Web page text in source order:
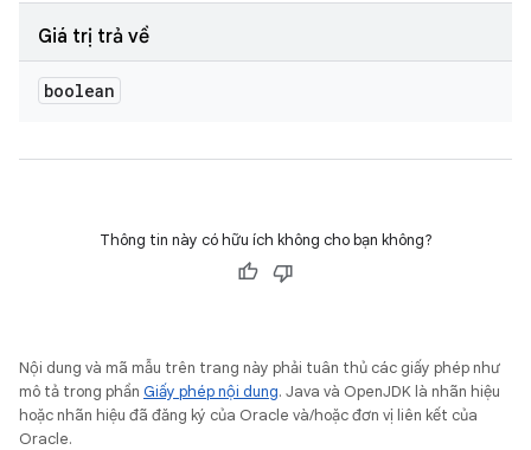
Giá trị trả về
boolean
Thông tin này có hữu ích không cho bạn không?
Nội dung và mã mẫu trên trang này phải tuân thủ các giấy phép như
mô tả trong phần Giấy phép nội dung. Java và OpenJDK là nhãn hiệu
hoặc nhãn hiệu đã đăng ký của Oracle và/hoặc đơn vị liên kết của
Oracle.